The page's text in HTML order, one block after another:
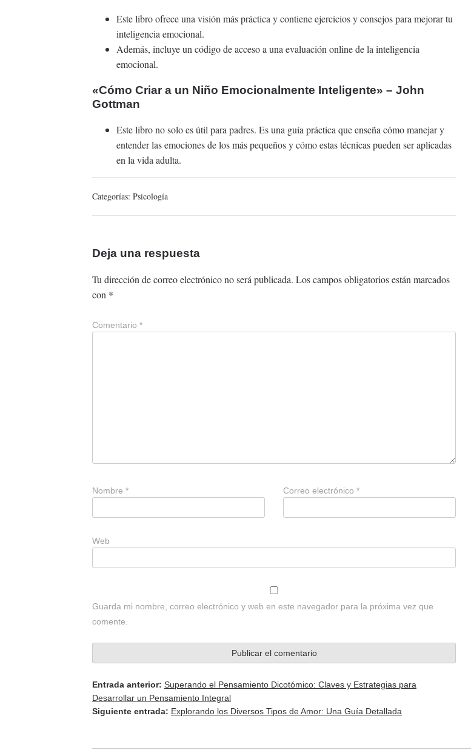
Este libro ofrece una visión más práctica y contiene ejercicios y consejos para mejorar tu
inteligencia emocional.
Además, incluye un código de acceso a una evaluación online de la inteligencia
emocional.
«Cómo Criar a un Niño Emocionalmente Inteligente» – John
Gottman
Este libro no solo es útil para padres. Es una guía práctica que enseña cómo manejar y
entender las emociones de los más pequeños y cómo estas técnicas pueden ser aplicadas
en la vida adulta.
Categorías: Psicología
Deja una respuesta
Tu dirección de correo electrónico no será publicada. Los campos obligatorios están marcados
con *
Comentario *
Nombre * Correo electrónico *
Web
Guarda mi nombre, correo electrónico y web en este navegador para la próxima vez que
comente.
Entrada anterior: Superando el Pensamiento Dicotómico: Claves y Estrategias para
Desarrollar un Pensamiento Integral
Siguiente entrada: Explorando los Diversos Tipos de Amor: Una Guía Detallada